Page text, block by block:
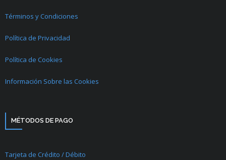
Términos y Condiciones
Política de Privacidad
Política de Cookies
Información Sobre las Cookies
MÉTODOS DE PAGO
Tarjeta de Crédito / Débito